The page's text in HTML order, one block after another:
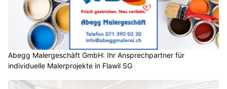
Abegg Malergeschäft GmbH: Ihr Ansprechpartner für
individuelle Malerprojekte in Flawil SG